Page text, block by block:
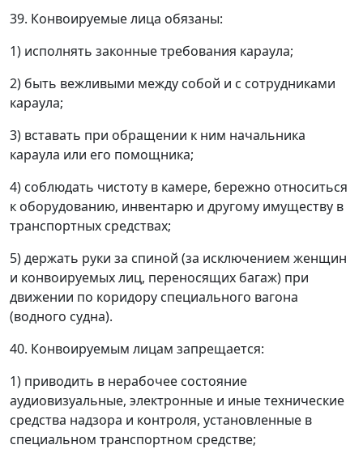
39. Конвоируемые лица обязаны:
1) исполнять законные требования караула;
2) быть вежливыми между собой и с сотрудниками
караула;
3) вставать при обращении к ним начальника
караула или его помощника;
4) соблюдать чистоту в камере, бережно относиться
к оборудованию, инвентарю и другому имуществу в
транспортных средствах;
5) держать руки за спиной (за исключением женщин
и конвоируемых лиц, переносящих багаж) при
движении по коридору специального вагона
(водного судна).
40. Конвоируемым лицам запрещается:
1) приводить в нерабочее состояние
аудиовизуальные, электронные и иные технические
средства надзора и контроля, установленные в
специальном транспортном средстве;